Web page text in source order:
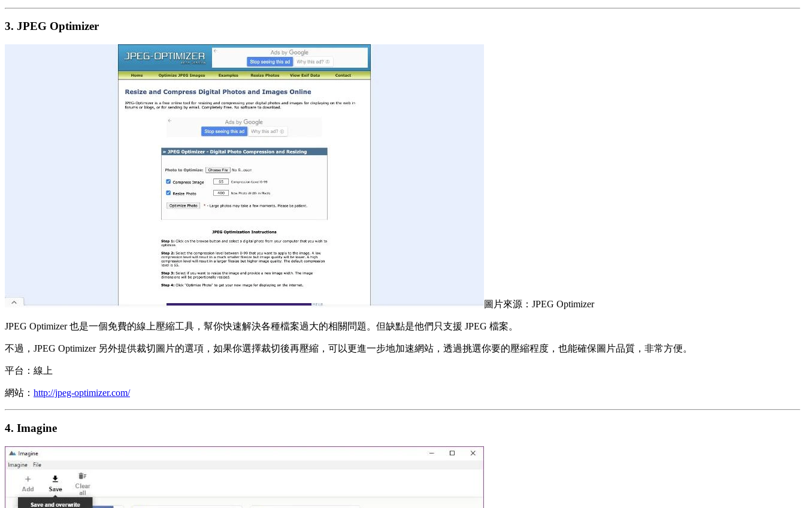
3. JPEG Optimizer
圖片來源：JPEG Optimizer
JPEG Optimizer 也是一個免費的線上壓縮工具，幫你快速解決各種檔案過大的相關問題。但缺點是他們只支援 JPEG 檔案。
不過，JPEG Optimizer 另外提供裁切圖片的選項，如果你選擇裁切後再壓縮，可以更進一步地加速網站，透過挑選你要的壓縮程度，也能確保圖片品質，非常方便。
平台：線上
網站： http://jpeg-optimizer.com/
4. Imagine